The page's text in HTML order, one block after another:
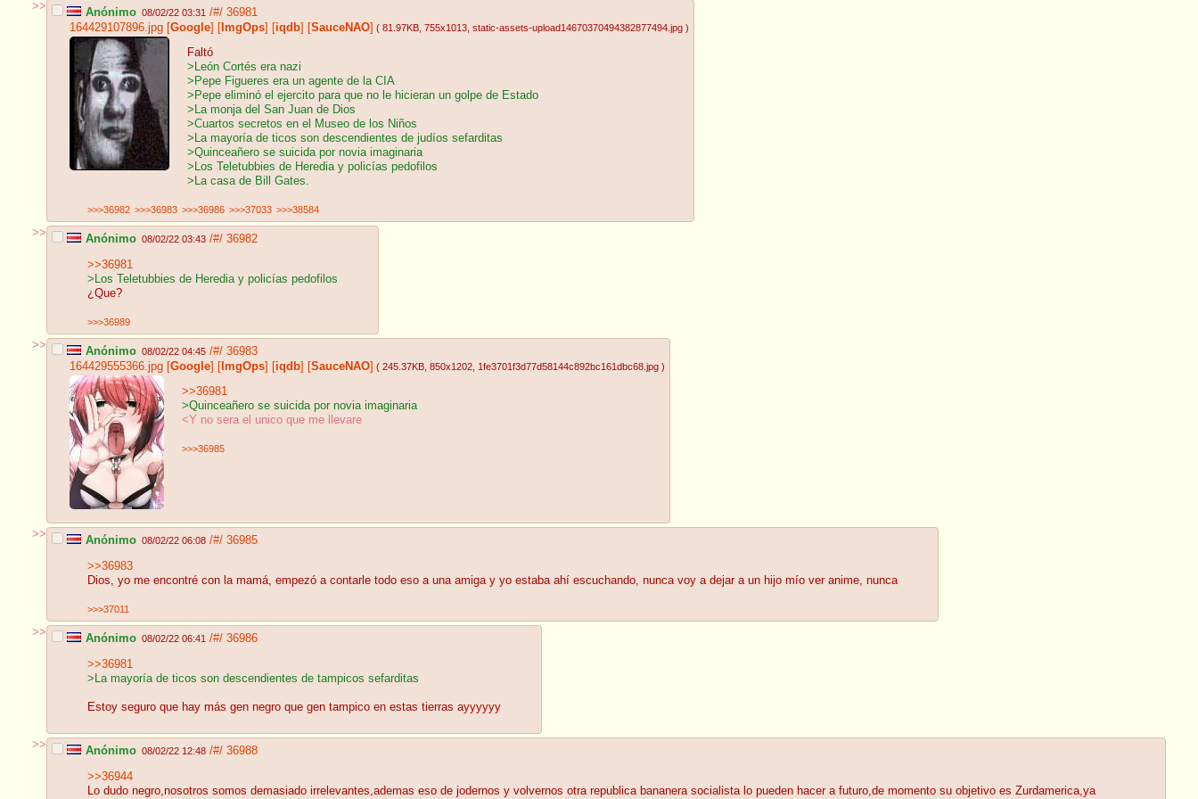
>> Anónimo 08/02/22 03:31 /#/ 36981
164429107896.jpg [Google] [ ImgOps] [iqdb] [SauceNAO] ( 81.97KB , 755x1013 , static-assets-upload14670370494382877494.jpg )
Faltó
>León Cortés era nazi
>Pepe Figueres era un agente de la CIA
>Pepe eliminó el ejercito para que no le hicieran un golpe de Estado
>La monja del San Juan de Dios
>Cuartos secretos en el Museo de los Niños
>La mayoría de ticos son descendientes de judíos sefarditas
>Quinceañero se suicida por novia imaginaria
>Los Teletubbies de Heredia y policías pedofilos
>La casa de Bill Gates.
>>>36982 >>>36983 >>>36986 >>>37033 >>>38584
>> Anónimo 08/02/22 03:43 /#/ 36982
>>36981
>Los Teletubbies de Heredia y policías pedofilos
¿Que?
>>>36989
>> Anónimo 08/02/22 04:45 /#/ 36983
164429555366.jpg [Google] [ ImgOps] [iqdb] [SauceNAO] ( 245.37KB , 850x1202 , 1fe3701f3d77d58144c892bc161dbc68.jpg )
>>36981
>Quinceañero se suicida por novia imaginaria
<Y no sera el unico que me llevare
>>>36985
>> Anónimo 08/02/22 06:08 /#/ 36985
>>36983
Dios, yo me encontré con la mamá, empezó a contarle todo eso a una amiga y yo estaba ahí escuchando, nunca voy a dejar a un hijo mío ver anime, nunca
>>>37011
>> Anónimo 08/02/22 06:41 /#/ 36986
>>36981
>La mayoría de ticos son descendientes de tampicos sefarditas
Estoy seguro que hay más gen negro que gen tampico en estas tierras ayyyyyy
>> Anónimo 08/02/22 12:48 /#/ 36988
>>36944
Lo dudo negro,nosotros somos demasiado irrelevantes,ademas eso de jodernos y volvernos otra republica bananera socialista lo pueden hacer a futuro,de momento su objetivo es Zurdamerica,ya